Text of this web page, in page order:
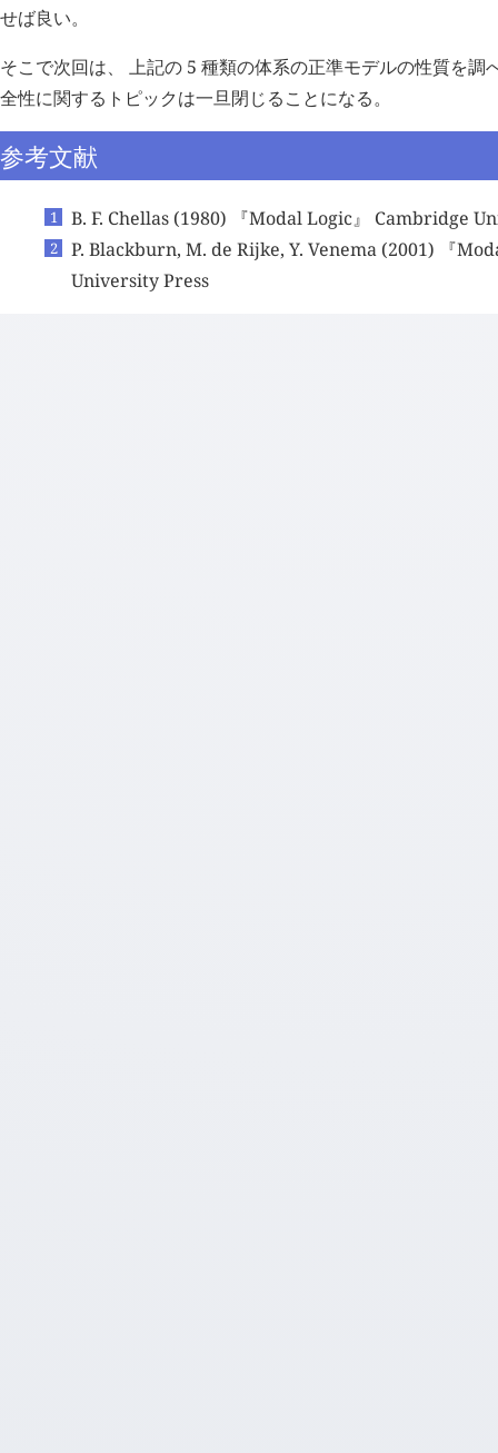
せば良い。
そこで次回は、 上記の 5 種類の体系の正準モデルの性質を調
全性に関するトピックは一旦閉じることになる。
参考文献
B. F. Chellas (1980) 『Modal Logic』 Cambridge
P. Blackburn, M. de Rijke, Y. Venema (2001) 『
University Press